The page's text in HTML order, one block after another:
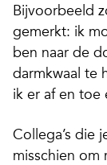
Bijvoorbeeld
gemerkt: ik
ben naar de
darmkwaal te
ik er af en toe
Collega’s die
misschien om